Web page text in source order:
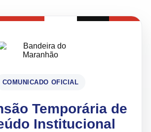
COMUNICADO OFICIAL
Temporária de
Institucional